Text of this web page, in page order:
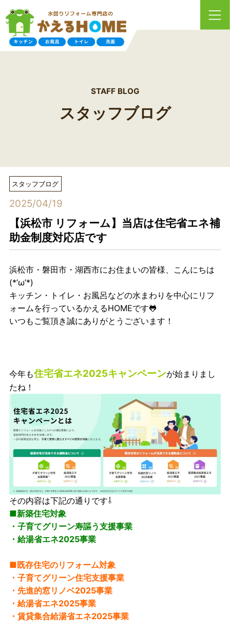
STAFF BLOG
スタッフブログ
スタッフブログ
2025/04/19
【浜松市 リフォーム】当店は住宅省エネ補
助金制度対応店です
浜松市・磐田市・湖西市にお住まいの皆様、こんにちは
(*’ω’*)
キッチン・トイレ・お風呂などの水まわりを中心にリフ
ォームを行っているかえるHOMEです🐸
いつもご覧頂き誠にありがとうございます！
今年も住宅省エネ2025キャンペーンが始まりまし
たね！
その内容は下記の通りです⇩
■新築住宅対象
・子育てグリーン寿謳う支援事業
・給湯省エネ2025事業
■既存住宅のリフォーム対象
・子育てグリーン住宅支援事業
・先進的窓リノベ2025事業
・給湯省エネ2025事業
・賃貸集合給湯省エネ2025事業